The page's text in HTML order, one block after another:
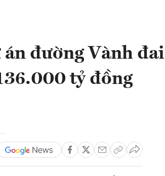
đường Vành đai
tỷ đồng